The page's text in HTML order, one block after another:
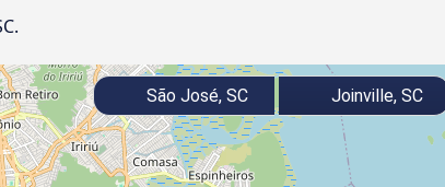
São José, SC Joinville, SC